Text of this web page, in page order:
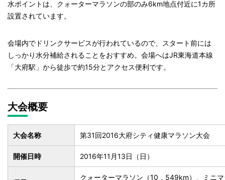
水ポイントは、クォーターマラソンの部のみ6km地点付近に1カ所
設置されています。
会場内でドリンクサービスが行われているので、スタート前には
しっかり水分補給されることをおすすめ。会場へはJR東海道本線
「大府駅」から徒歩で約15分とアクセス便利です。
大会概要
大会名称 第31回2016大府シティ健康マラソン大会
開催日時 2016年11月13日（日）
クォーターマラソン（10．549km）、ミニ